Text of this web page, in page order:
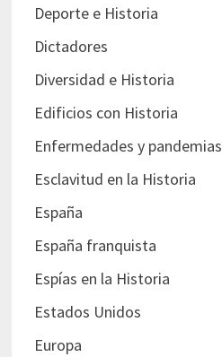
Deporte e Historia
Dictadores
Diversidad e Historia
Edificios con Historia
Enfermedades y pandemias
Esclavitud en la Historia
España
España franquista
Espías en la Historia
Estados Unidos
Europa